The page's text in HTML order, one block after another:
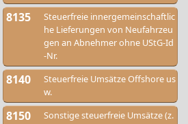
8135
Steuerfreie innergemeinschaftlic
he Lieferungen von Neufahrzeu
gen an Abnehmer ohne UStG-Id
-Nr.
8140
Steuerfreie Umsätze Offshore us
w.
8150
Sonstige steuerfreie Umsätze (z.